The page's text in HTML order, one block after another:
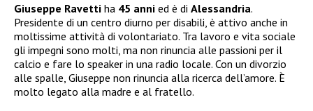
Giuseppe Ravetti ha 45 anni ed è di Alessandria.
Presidente di un centro diurno per disabili, è attivo anche in
moltissime attività di volontariato. Tra lavoro e vita sociale
gli impegni sono molti, ma non rinuncia alle passioni per il
calcio e fare lo speaker in una radio locale. Con un divorzio
alle spalle, Giuseppe non rinuncia alla ricerca dell’amore. È
molto legato alla madre e al fratello.